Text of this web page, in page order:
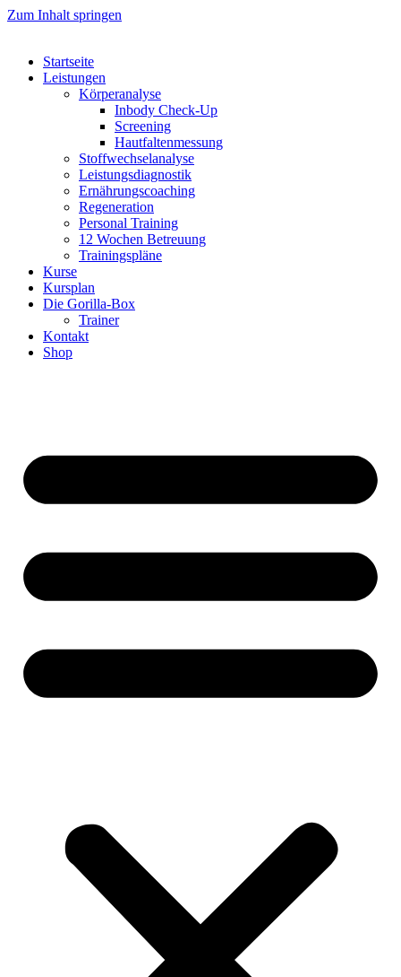
Zum Inhalt springen
Startseite
Leistungen
Körperanalyse
Inbody Check-Up
Screening
Hautfaltenmessung
Stoffwechselanalyse
Leistungsdiagnostik
Ernährungscoaching
Regeneration
Personal Training
12 Wochen Betreuung
Trainingspläne
Kurse
Kursplan
Die Gorilla-Box
Trainer
Kontakt
Shop